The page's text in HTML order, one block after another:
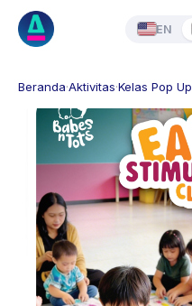
EN
Beranda·Aktivitas·Kelas Pop Up